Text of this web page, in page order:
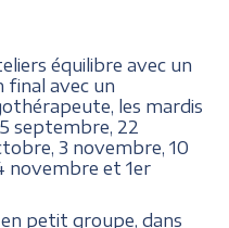
équilibre avec un
final avec un
les mardis
septembre, 22
3 novembre, 10
novembre et 1er
petit groupe, dans